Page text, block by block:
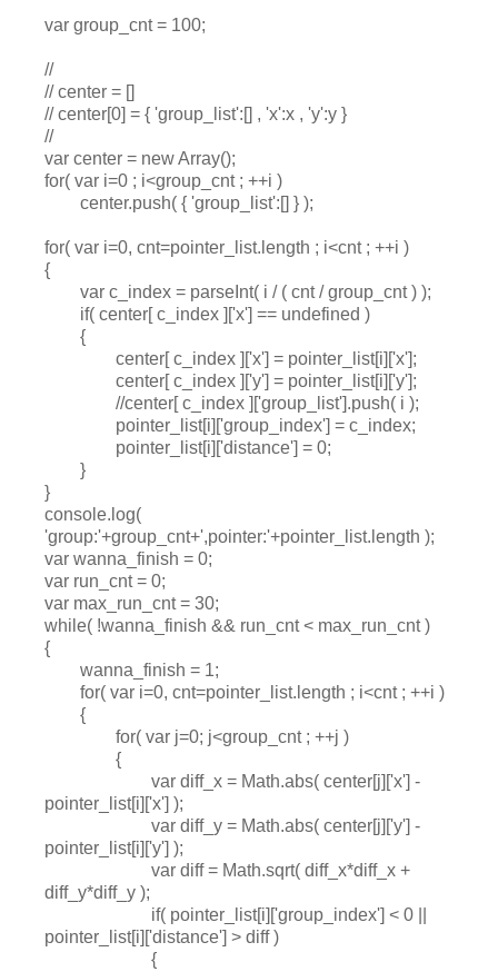
var group_cnt = 100;
//
// center = []
// center[0] = { 'group_list':[] , 'x':x , 'y':y }
//
var center = new Array();
for( var i=0 ; i<group_cnt ; ++i )
center.push( { 'group_list':[] } );
for( var i=0, cnt=pointer_list.length ; i<cnt ; ++i )
{
var c_index = parseInt( i / ( cnt / group_cnt ) );
if( center[ c_index ]['x'] == undefined )
{
center[ c_index ]['x'] = pointer_list[i]['x'];
center[ c_index ]['y'] = pointer_list[i]['y'];
//center[ c_index ]['group_list'].push( i );
pointer_list[i]['group_index'] = c_index;
pointer_list[i]['distance'] = 0;
}
}
console.log(
'group:'+group_cnt+',pointer:'+pointer_list.length );
var wanna_finish = 0;
var run_cnt = 0;
var max_run_cnt = 30;
while( !wanna_finish && run_cnt < max_run_cnt )
{
wanna_finish = 1;
for( var i=0, cnt=pointer_list.length ; i<cnt ; ++i )
{
for( var j=0; j<group_cnt ; ++j )
{
var diff_x = Math.abs( center[j]['x'] -
pointer_list[i]['x'] );
var diff_y = Math.abs( center[j]['y'] -
pointer_list[i]['y'] );
var diff = Math.sqrt( diff_x*diff_x +
diff_y*diff_y );
if( pointer_list[i]['group_index'] < 0 ||
pointer_list[i]['distance'] > diff )
{